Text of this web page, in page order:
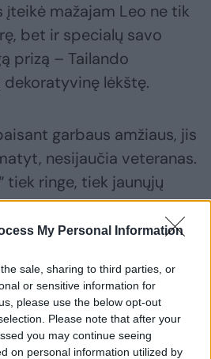
My Personal Information
sale, sharing to third parties, or
or sensitive information for
please use the below opt-out
Please note that after your
you may continue seeing
on personal information utilized by
įteikė mažajam Leo ne tik
bet ir specialų savo
prizą – Tailando
lėkštę.
garbaus amžiaus, jis
nesijaučia veteranas.
tiek ringe, tiek jaunųjų
kur dalyvauja su mano
be galo meilus, bet tuo
savo 8 metų augintiniu,
favoritu, džiaugėsi